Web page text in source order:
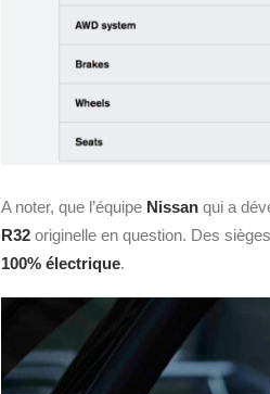
A noter, que l’équipe Nissan qui a
R32 originelle en question. Des sièges
100% électrique.